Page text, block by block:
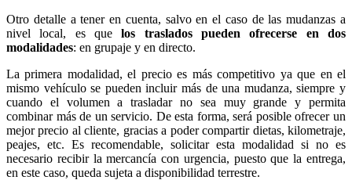
Otro detalle a tener en cuenta, salvo en el caso de las mudanzas a
nivel local, es quelos traslados pueden ofrecerse en dos
modalidades: en grupaje y en directo.
La primera modalidad, el precio es más competitivo ya que en el
mismo vehículo se pueden incluir más de una mudanza, siempre y
cuando el volumen a trasladar no sea muy grande y permita
combinar más de un servicio. De esta forma, será posible ofrecer un
mejor precio al cliente, gracias a poder compartir dietas, kilometraje,
peajes, etc. Es recomendable, solicitar esta modalidad si no es
necesario recibir la mercancía con urgencia, puesto que la entrega,
en este caso, queda sujeta a disponibilidad terrestre.